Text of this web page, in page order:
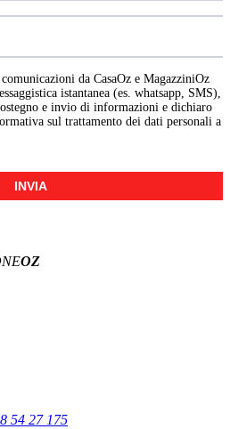
da CasaOz e MagazziniOz
istantanea (es. whatsapp, SMS),
e invio di informazioni e dichiaro
sul trattamento dei dati personali a
INVIA
OZ
54 27 175